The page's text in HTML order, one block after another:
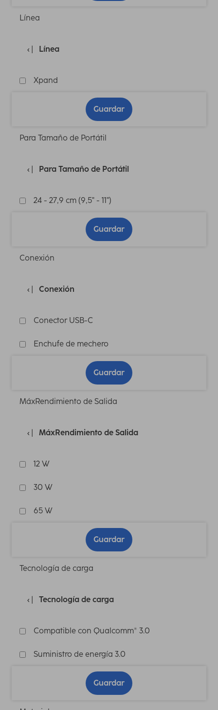
Línea
Línea
Xpand
Guardar
Para Tamaño de Portátil
Para Tamaño de Portátil
24 - 27,9 cm (9,5" - 11")
Guardar
Conexión
Conexión
Conector USB-C
Enchufe de mechero
Guardar
MáxRendimiento de Salida
MáxRendimiento de Salida
12 W
30 W
65 W
Guardar
Tecnología de carga
Tecnología de carga
Compatible con Qualcomm® 3.0
Suministro de energía 3.0
Guardar